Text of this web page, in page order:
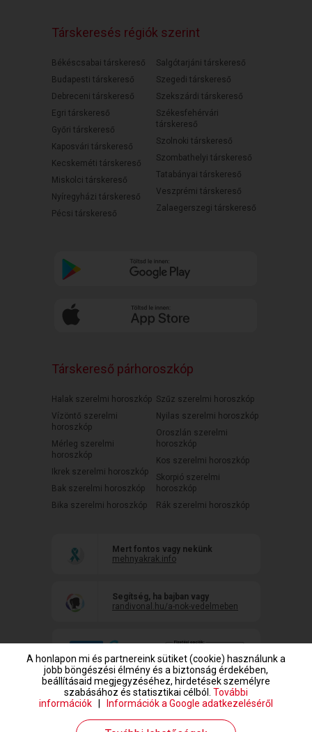
Társkeresés régiók szerint
Békéscsabai társkereső
Budapesti társkereső
Debreceni társkereső
Egri társkereső
Győri társkereső
Kaposvári társkereső
Kecskeméti társkereső
Miskolci társkereső
Nyíregyházi társkereső
Pécsi társkereső
Salgótarjáni társkereső
Szegedi társkereső
Szekszárdi társkereső
Székesfehérvári
társkereső
Szolnoki társkereső
Szombathelyi társkereső
Tatabányai társkereső
Veszprémi társkereső
Zalaegerszegi társkereső
Társkereső párhoroszkóp
Halak szerelmi horoszkóp
Vízöntő szerelmi
horoszkóp
Mérleg szerelmi
horoszkóp
Ikrek szerelmi horoszkóp
Bak szerelmi horoszkóp
Bika szerelmi horoszkóp
Szűz szerelmi horoszkóp
Nyilas szerelmi horoszkóp
Oroszlán szerelmi
horoszkóp
Kos szerelmi horoszkóp
Skorpió szerelmi
horoszkóp
Rák szerelmi horoszkóp
Mert fontos vagy nekünk
mehnyakrak.info
Segítség, ha bajban vagy
randivonal.hu/a-nok-vedelmeben
www.randivonal.hu © Copyright 1999-2026 Dating Central Europe Zrt.
A honlapon mi és partnereink sütiket (cookie) használunk a
jobb böngészési élmény és a biztonság érdekében,
beállításaid megjegyzéséhez, hirdetések személyre
szabásához és statisztikai célból. További
információk
Információk a Google adatkezeléséről